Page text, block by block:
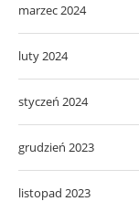
marzec 2024
luty 2024
styczeń 2024
grudzień 2023
listopad 2023